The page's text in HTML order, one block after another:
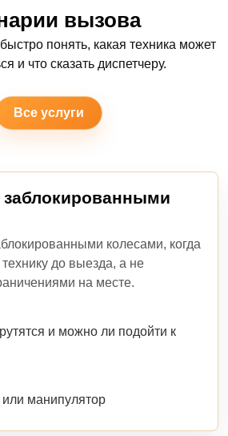
вызова
понять, какая техника может
и что сказать диспетчеру.
Все услуги
заблокированными
колесами, когда
до выезда, а не
на месте.
и можно ли подойти к
манипулятор